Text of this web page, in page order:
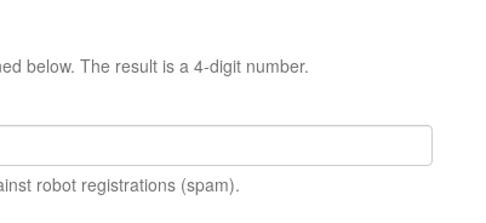
below. The result is a 4-digit number.
robot registrations (spam).